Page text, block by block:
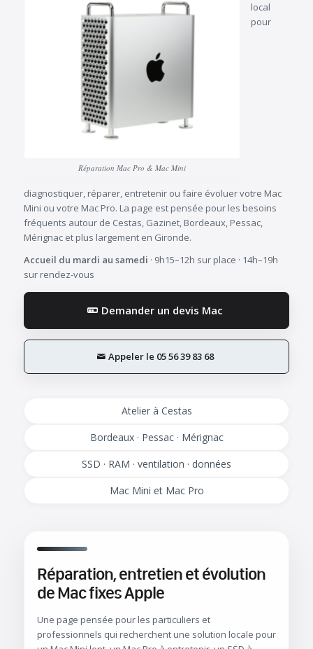
Réparation Mac Pro & Mac Mini
local
pour
diagnostiquer, réparer, entretenir ou faire évoluer votre Mac
Mini ou votre Mac Pro. La page est pensée pour les besoins
fréquents autour de Cestas, Gazinet, Bordeaux, Pessac,
Mérignac et plus largement en Gironde.
Accueil du mardi au samedi · 9h15–12h sur place · 14h–19h
sur rendez-vous
Demander un devis Mac
Appeler le 05 56 39 83 68
Atelier à Cestas
Bordeaux · Pessac · Mérignac
SSD · RAM · ventilation · données
Mac Mini et Mac Pro
Réparation, entretien et évolution
de Mac fixes Apple
Une page pensée pour les particuliers et
professionnels qui recherchent une solution locale pour